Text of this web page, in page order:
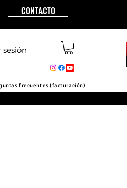
CONTACTO
sesión
frecuentes (facturación)